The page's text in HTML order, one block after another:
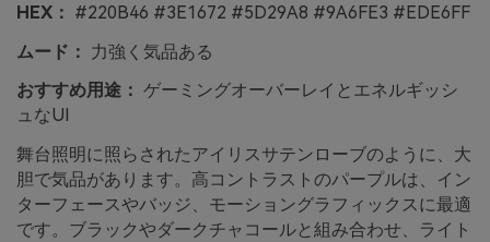
HEX： #220B46 #3E1672 #5D29A8 #9A6FE3 #EDE6FF
ムード： 力強く気品ある
おすすめ用途： ゲーミングオーバーレイとエネルギッシ
ュなUI
舞台照明に照らされたアイリスサテンローブのように、大
胆で気品があります。高コントラストのパープルは、イン
ターフェースやバッジ、モーショングラフィックスに最適
です。ブラックやダークチャコールと組み合わせ、ライト